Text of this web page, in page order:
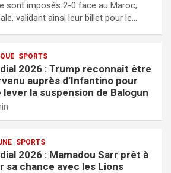
sont imposés 2-0 face au Maroc,
validant ainsi leur billet pour le…
SPORTS
2026 : Trump reconnaît être
auprès d’Infantino pour
lever la suspension de Balogun
SPORTS
2026 : Mamadou Sarr prêt à
sa chance avec les Lions